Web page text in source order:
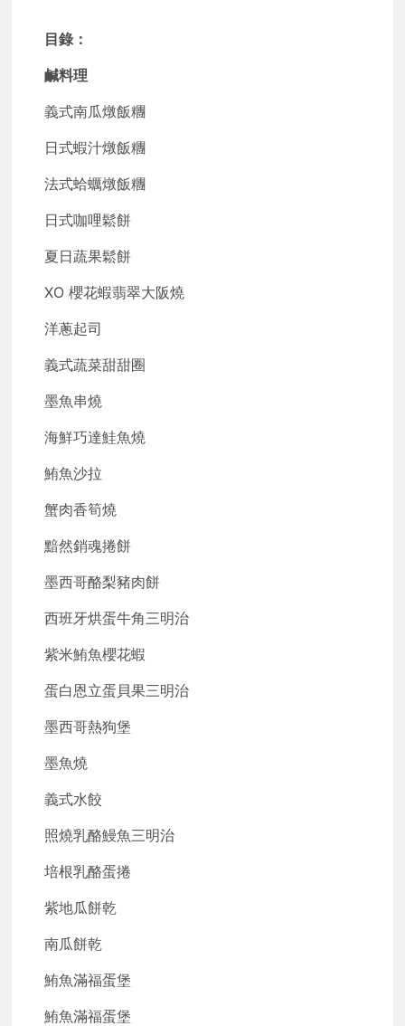
目錄：
鹹料理
義式南瓜燉飯糰
日式蝦汁燉飯糰
法式蛤蠣燉飯糰
日式咖哩鬆餅
夏日蔬果鬆餅
XO 櫻花蝦翡翠大阪燒
洋蔥起司
義式蔬菜甜甜圈
墨魚串燒
海鮮巧達鮭魚燒
鮪魚沙拉
蟹肉香筍燒
黯然銷魂捲餅
墨西哥酪梨豬肉餅
西班牙烘蛋牛角三明治
紫米鮪魚櫻花蝦
蛋白恩立蛋貝果三明治
墨西哥熱狗堡
墨魚燒
義式水餃
照燒乳酪鰻魚三明治
培根乳酪蛋捲
紫地瓜餅乾
南瓜餅乾
鮪魚滿福蛋堡
鮪魚滿福蛋堡